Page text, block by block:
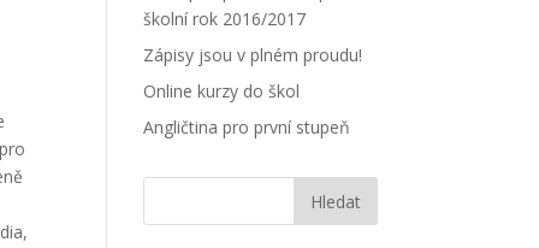
školní rok 2016/2017
Zápisy jsou v plném proudu!
Online kurzy do škol
Angličtina pro první stupeň